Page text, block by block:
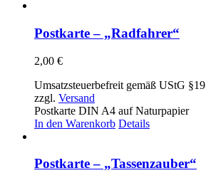
Postkarte – „Radfahrer“
2,00 €
Umsatzsteuerbefreit gemäß UStG §19
zzgl. Versand
Postkarte DIN A4 auf Naturpapier
In den Warenkorb Details
Postkarte – „Tassenzauber“